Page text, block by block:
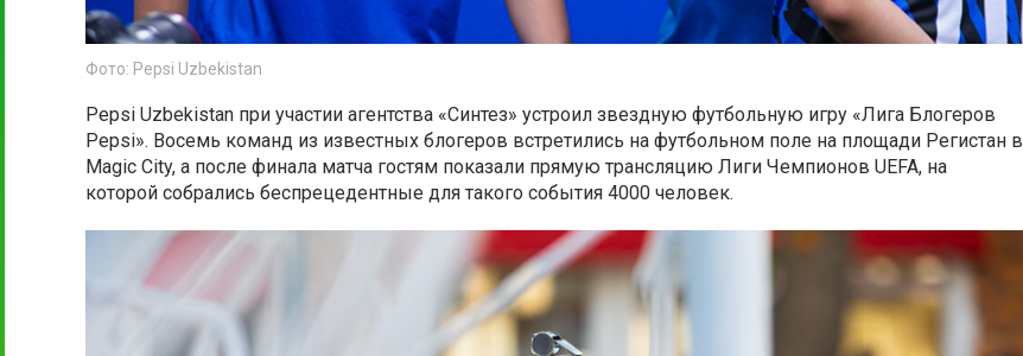
Фото: Pepsi Uzbekistan
Pepsi Uzbekistan при участии агентства «Синтез» устроил звездную футбольную игру «Лига Блогеров
Pepsi». Восемь команд из известных блогеров встретились на футбольном поле на площади Регистан в
Magic City, а после финала матча гостям показали прямую трансляцию Лиги Чемпионов UEFA, на
которой собрались беспрецедентные для такого события 4000 человек.